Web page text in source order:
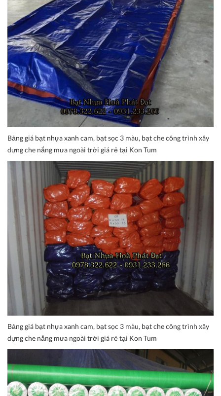
Bảng giá bạt nhựa xanh cam, bạt sọc 3 màu, bạt che công trình xây
dựng che nắng mưa ngoài trời giá rẻ tại Kon Tum
Bảng giá bạt nhựa xanh cam, bạt sọc 3 màu, bạt che công trình xây
dựng che nắng mưa ngoài trời giá rẻ tại Kon Tum